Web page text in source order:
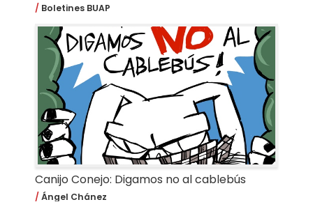
Boletines BUAP
Canijo Conejo: Digamos no al cablebús
Ángel Chánez